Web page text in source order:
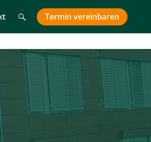
SucheTermin vereinbaren